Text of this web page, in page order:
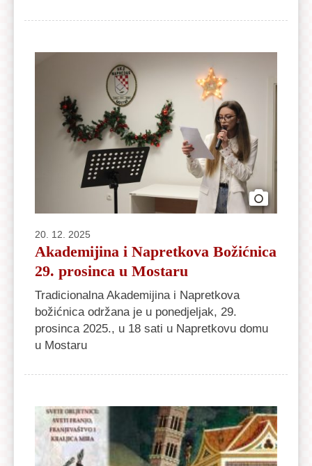
20. 12. 2025
Akademijina i Napretkova Božićnica
29. prosinca u Mostaru
Tradicionalna Akademijina i Napretkova
božićnica održana je u ponedjeljak, 29.
prosinca 2025., u 18 sati u Napretkovu domu
u Mostaru